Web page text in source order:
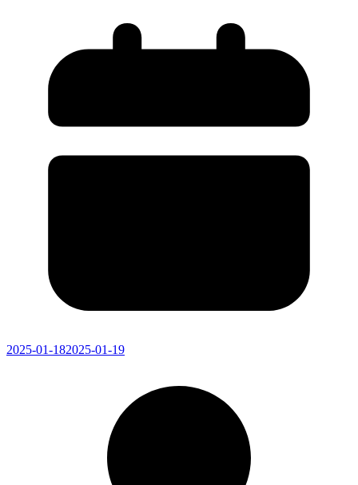
2025-01-182025-01-19